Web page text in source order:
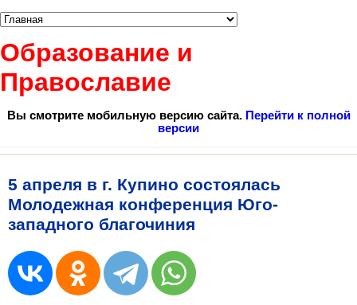
Образование и
Православие
Вы смотрите мобильную версию сайта. Перейти к полной
версии
5 апреля в г. Купино состоялась
Молодежная конференция Юго-
западного благочиния